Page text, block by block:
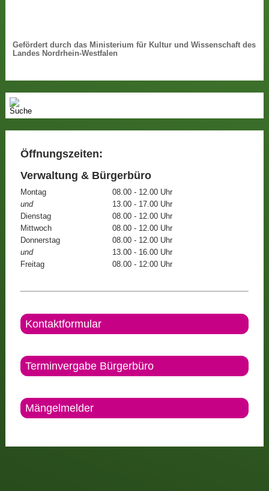
Gefördert durch das Ministerium für Kultur und Wissenschaft des
Landes Nordrhein-Westfalen
Öffnungszeiten:
Verwaltung & Bürgerbüro
Montag
08.00 - 12.00 Uhr
und
13.00 - 17.00 Uhr
Dienstag
08.00 - 12.00 Uhr
Mittwoch
08.00 - 12.00 Uhr
Donnerstag
08.00 - 12.00 Uhr
und
13.00 - 16.00 Uhr
Freitag
08.00 - 12:00 Uhr
Kontaktformular
Terminvergabe Bürgerbüro
Mängelmelder